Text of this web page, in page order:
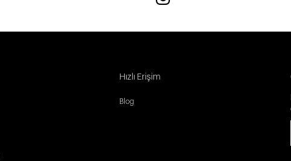
Hızlı Erişim
Blog